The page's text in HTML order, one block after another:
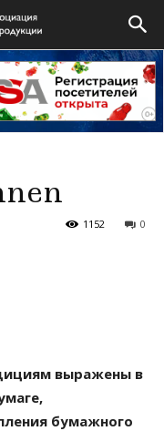
0
1152
выражены в
бумажного